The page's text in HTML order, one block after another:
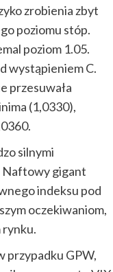
zrobienia zbyt
poziomu stóp.
poziom 1.05.
wystąpieniem C.
przesuwała
(1,0330),
silnymi
Naftowy gigant
indeksu pod
oczekiwaniom,
rynku.
przypadku GPW,